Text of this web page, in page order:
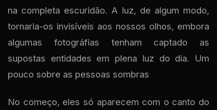
na completa escuridão. A luz, de algum modo,
tornaria-os invisíveis aos nossos olhos, embora
algumas fotográfias tenham captado as
supostas entidades em plena luz do dia. Um
pouco sobre as pessoas sombras
No começo, eles só aparecem com o canto do